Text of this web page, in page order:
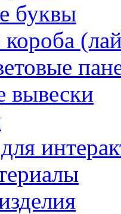
буквы
вывески